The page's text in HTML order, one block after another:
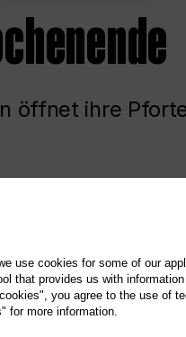
öffnet ihre
LIVE
use cookies for some of our
that provides us with
you agree to the use of
for more information.